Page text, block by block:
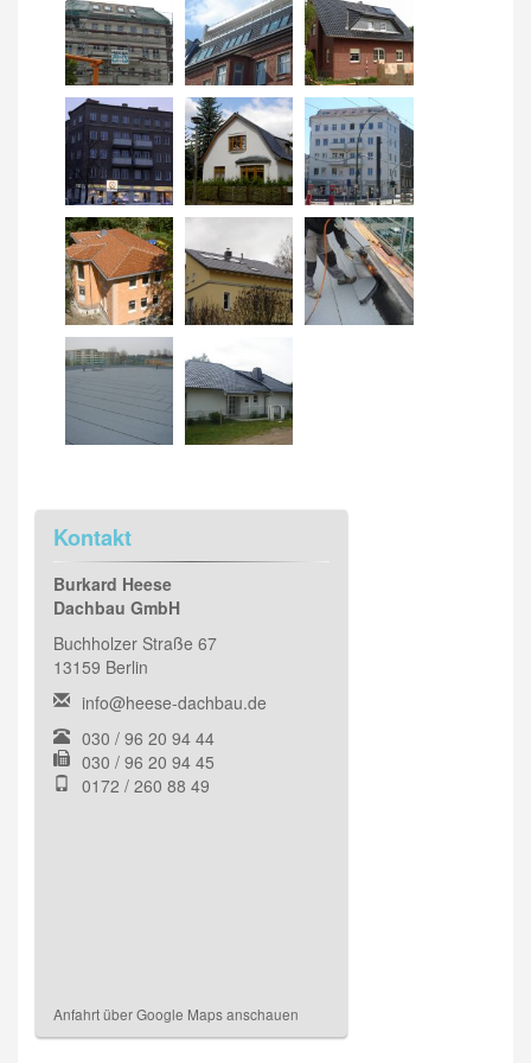
Kontakt
Burkard Heese
Dachbau GmbH
Buchholzer Straße 67
13159 Berlin
info@heese-dachbau.de
030 / 96 20 94 44
030 / 96 20 94 45
0172 / 260 88 49
Anfahrt über Google Maps anschauen